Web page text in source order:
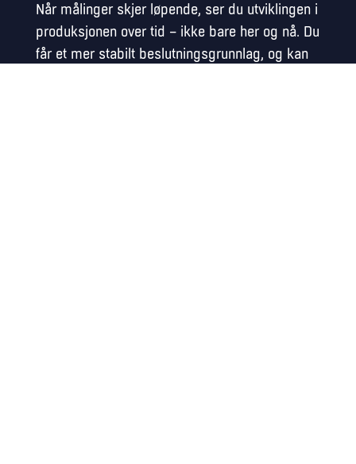
Når målinger skjer løpende, ser du utviklingen i
produksjonen over tid – ikke bare her og nå. Du
får et mer stabilt beslutningsgrunnlag, og kan